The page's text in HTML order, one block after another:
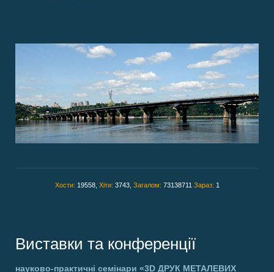
Хости: 19558, Хіти: 3743, Загалом: 73138711 Зараз: 1
Виставки та конференції
науково-практичні семінари «3D ДРУК МЕТАЛЕВИХ